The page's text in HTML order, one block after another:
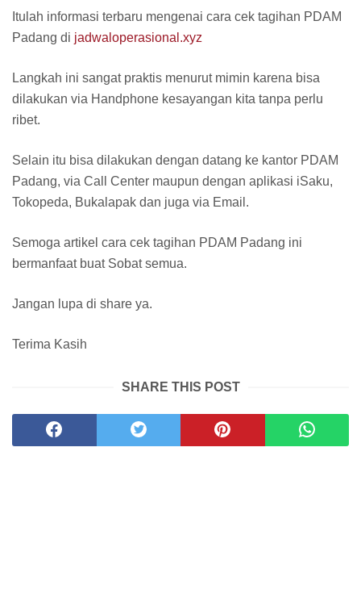
Itulah informasi terbaru mengenai cara cek tagihan PDAM
Padang di jadwaloperasional.xyz
Langkah ini sangat praktis menurut mimin karena bisa
dilakukan via Handphone kesayangan kita tanpa perlu
ribet.
Selain itu bisa dilakukan dengan datang ke kantor PDAM
Padang, via Call Center maupun dengan aplikasi iSaku,
Tokopeda, Bukalapak dan juga via Email.
Semoga artikel cara cek tagihan PDAM Padang ini
bermanfaat buat Sobat semua.
Jangan lupa di share ya.
Terima Kasih
SHARE THIS POST